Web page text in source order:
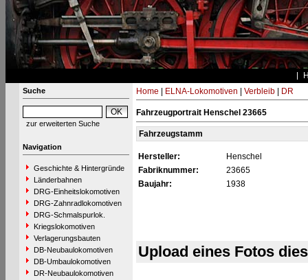
Suche
zur erweiterten Suche
Navigation
Geschichte & Hintergründe
Länderbahnen
DRG-Einheitslokomotiven
DRG-Zahnradlokomotiven
DRG-Schmalspurlok.
Kriegslokomotiven
Verlagerungsbauten
DB-Neubaulokomotiven
DB-Umbaulokomotiven
DR-Neubaulokomotiven
Home ELNA-Lokomotiven Verbleib| DR
Fahrzeugportrait Henschel 23665
Fahrzeugstamm
Hersteller:
Henschel
Fabriknummer:
23665
Baujahr:
1938
Upload eines Fotos